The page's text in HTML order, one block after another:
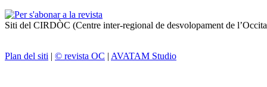
Siti del CIRDÒC (Centre inter-regional de desvolopament de
Plan del siti | © revista OC | AVATAM Studio